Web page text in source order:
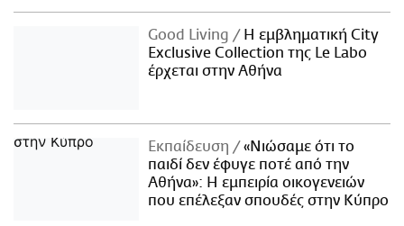
Good Living
Η εμβληματική City
Exclusive Collection της Le Labo
έρχεται στην Αθήνα
Εκπαίδευση
«Νιώσαμε ότι το
παιδί δεν έφυγε ποτέ από την
Αθήνα»: Η εμπειρία οικογενειών
που επέλεξαν σπουδές στην Κύπρο